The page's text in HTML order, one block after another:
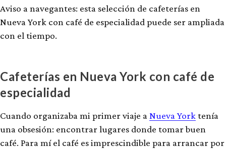
Aviso a navegantes: esta selección de cafeterías en
Nueva York con café de especialidad puede ser ampliada
con el tiempo.
Cafeterías en Nueva York con café de
especialidad
Cuando organizaba mi primer viaje a Nueva Yorktenía
una obsesión: encontrar lugares donde tomar buen
café. Para mí el café es imprescindible para arrancar por